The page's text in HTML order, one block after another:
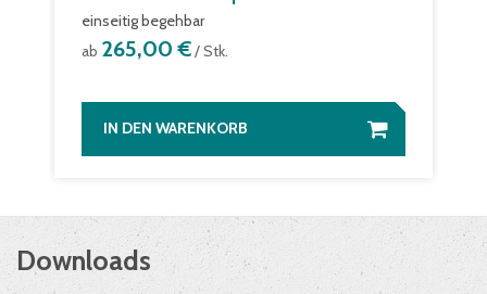
einseitig begehbar
ab 265,00 €/ Stk.
IN DEN WARENKORB
Downloads